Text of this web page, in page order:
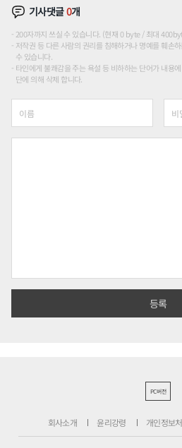
기사댓글0개
200자까지 쓰실 수 있습니다. (현재 0 byte / 최대
저작권 등 다른 사람의 권리를 침해하거나 명예를 훼손
수 있습니다.
타인에게 불쾌감을 주는 욕설 등 비하하는 단어가 내용
단에 의해 삭제 합니다.
PC버전
회사소개 윤리강령 개인정보